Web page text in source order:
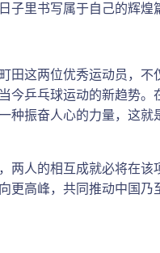
子里书写属于自己的辉煌
田这两位优秀运动员，
今乒乓球运动的新趋势
种振奋人心的力量，这
两人的相互成就必将在
更高峰，共同推动中国